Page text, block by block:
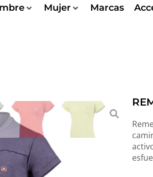
Mujer Marcas